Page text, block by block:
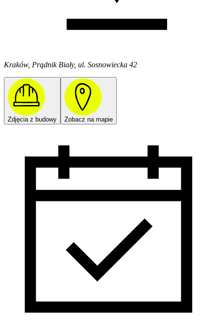
Kraków, Prądnik Biały, ul. Sosnowiecka 42
Zdjęcia z budowy Zobacz na mapie